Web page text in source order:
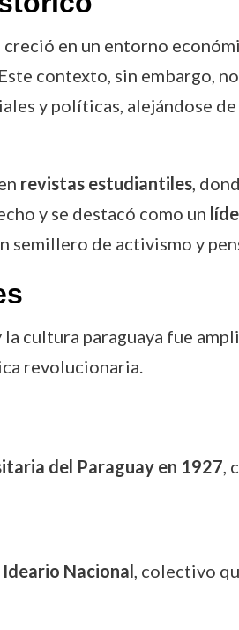
en un entorno
contexto, sin embargo,
y políticas, alejándose
revistas estudiantiles,
y se destacó como un
semillero de activismo y
cultura paraguaya fue
revolucionaria.
del Paraguay en 1927,
Nacional, colectivo